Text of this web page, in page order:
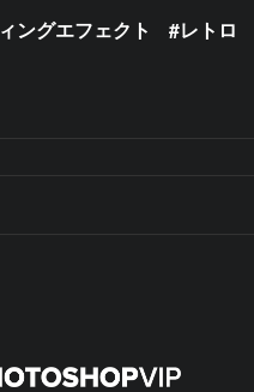
ングエフェクト レトロ